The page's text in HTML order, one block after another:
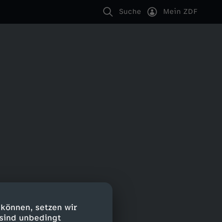
setzen wir
unbedingt
Suche Mein ZDF